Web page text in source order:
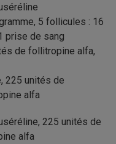
5 follicules : 16
prise de sang
de follitropine alfa,
225 unités de
alfa
225 unités de
alfa